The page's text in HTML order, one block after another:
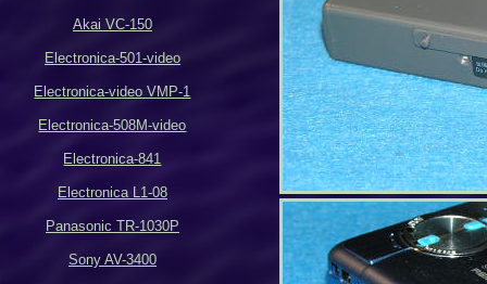
Akai VC-150
Electronica-501-video
Electronica-video VMP-1
Electronica-508M-video
Electronica-841
Electronica L1-08
Panasonic TR-1030P
Sony AV-3400